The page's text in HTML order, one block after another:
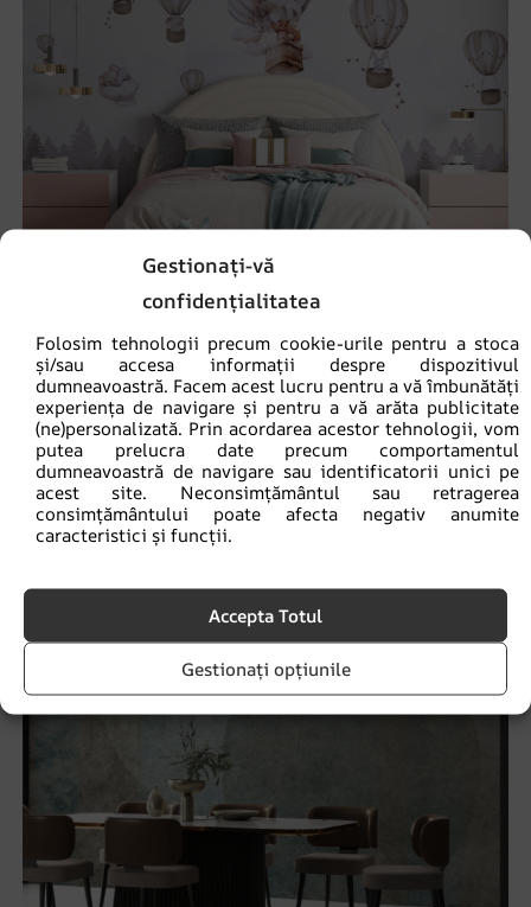
Gestionați-vă
confidențialitatea
Folosim tehnologii precum cookie-urile pentru a stoca
și/sau accesa informații despre dispozitivul
dumneavoastră. Facem acest lucru pentru a vă îmbunătăți
experiența de navigare și pentru a vă arăta publicitate
(ne)personalizată. Prin acordarea acestor tehnologii, vom
putea prelucra date precum comportamentul
dumneavoastră de navigare sau identificatorii unici pe
acest site. Neconsimțământul sau retragerea
consimțământului poate afecta negativ anumite
caracteristici și funcții.
Accepta Totul
Gestionați opțiunile
Fototapet Baloane peste pădure
93.20lei 69.90lei
REDUCERI!